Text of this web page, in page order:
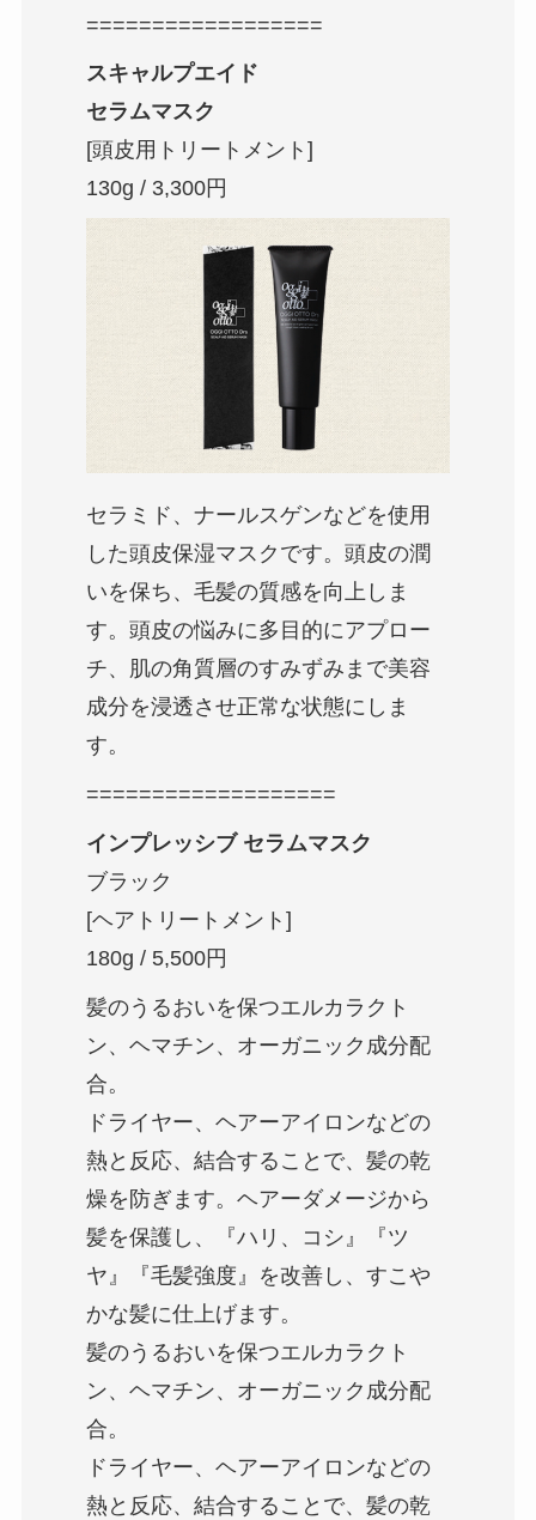
==================
スキャルプエイド
セラムマスク
[頭皮用トリートメント]
130g / 3,300円
セラミド、ナールスゲンなどを使用
した頭皮保湿マスクです。頭皮の潤
いを保ち、毛髪の質感を向上しま
す。頭皮の悩みに多目的にアプロー
チ、肌の角質層のすみずみまで美容
成分を浸透させ正常な状態にしま
す。
===================
インプレッシブ セラムマスク
ブラック
[ヘアトリートメント]
180g / 5,500円
髪のうるおいを保つエルカラクト
ン、ヘマチン、オーガニック成分配
合。
ドライヤー、ヘアーアイロンなどの
熱と反応、結合することで、髪の乾
燥を防ぎます。ヘアーダメージから
髪を保護し、『ハリ、コシ』『ツ
ヤ』『毛髪強度』を改善し、すこや
かな髪に仕上げます。
髪のうるおいを保つエルカラクト
ン、ヘマチン、オーガニック成分配
合。
ドライヤー、ヘアーアイロンなどの
熱と反応、結合することで、髪の乾